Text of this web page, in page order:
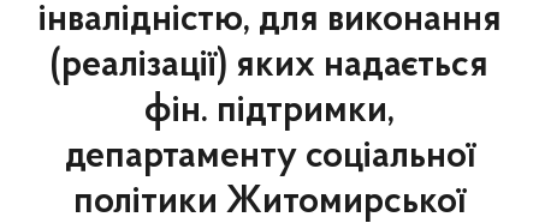
інвалідністю, для виконання
(реалізації) яких надається
фін. підтримки,
департаменту соціальної
політики Житомирської